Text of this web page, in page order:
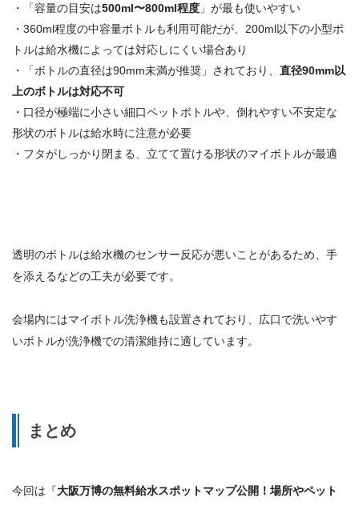
・「容量の目安は500ml〜800ml程度 」が最も使いやすい
・360ml程度の中容量ボトルも利用可能だが、200ml以下の小型ボ
トルは給水機によっては対応しにくい場合あり
・「ボトルの直径は90mm未満が推奨」されており、 直径90mm以
上のボトルは対応不可
・口径が極端に小さい細口ペットボトルや、倒れやすい不安定な
形状のボトルは給水時に注意が必要
・フタがしっかり閉まる、立てて置ける形状のマイボトルが最適
透明のボトルは給水機のセンサー反応が悪いことがあるため、手
を添えるなどの工夫が必要です。
会場内にはマイボトル洗浄機も設置されており、広口で洗いやす
いボトルが洗浄機での清潔維持に適しています。
まとめ
今回は『大阪万博の無料給水スポットマップ公開！場所やペット